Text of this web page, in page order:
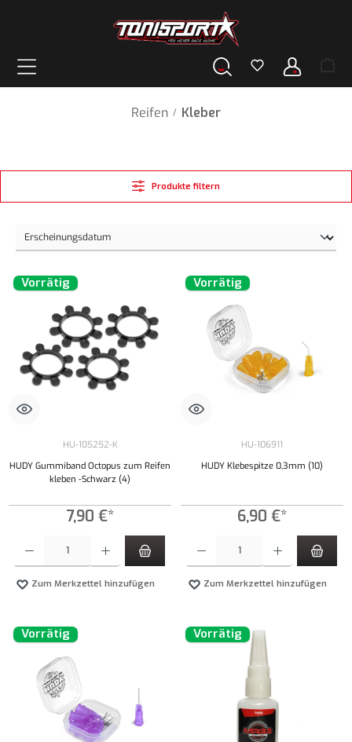
Reifen / Kleber
Produkte filtern
Vorrätig
HU-105252-K
HUDY Gummiband Octopus zum Reifen
kleben -Schwarz (4)
7,90 €*
Zum Merkzettel hinzufügen
Vorrätig
HU-106911
HUDY Klebespitze 0,3mm (10)
6,90 €*
Zum Merkzettel hinzufügen
Vorrätig Vorrätig